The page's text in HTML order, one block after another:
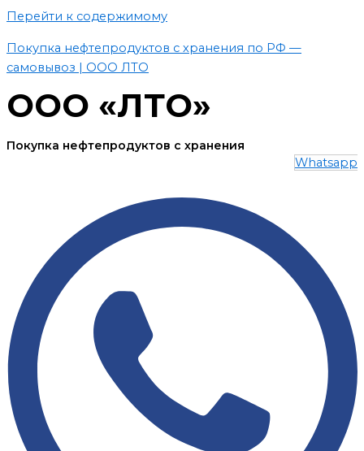
Перейти к содержимому
Покупка нефтепродуктов с хранения по РФ —
самовывоз | ООО ЛТО
ООО «ЛТО»
Покупка нефтепродуктов с хранения
Whatsapp